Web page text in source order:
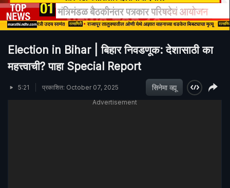
Election in Bihar | बिहार निवडणूक: देशासाठी का
महत्त्वाची? पाहा Special Report
5:21 प्रकाशित: October 07, 2025 सिनेमा व्ह्यू
Advertisement